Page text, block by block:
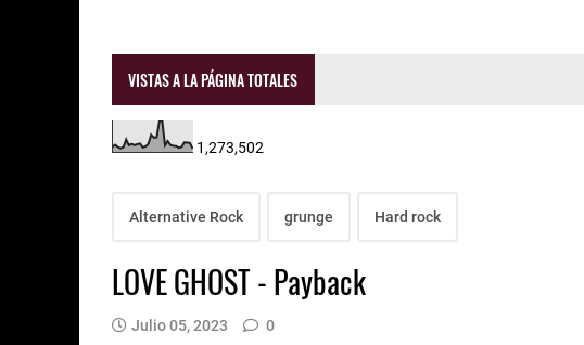
VISTAS A LA PÁGINA TOTALES
1,273,502
Alternative Rock grunge Hard rock
LOVE GHOST - Payback
Julio 05, 2023 0